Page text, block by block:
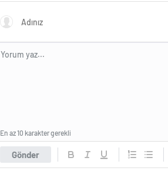
Gönder
En az 10 karakter gerekli